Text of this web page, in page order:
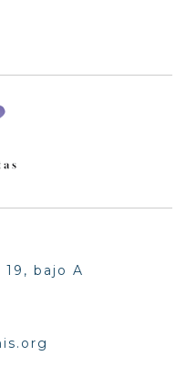
bajo A